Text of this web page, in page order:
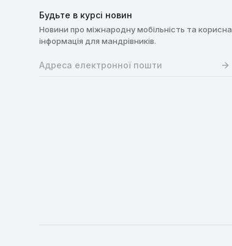
Будьте в курсі новин
Новини про міжнародну мобільність та корисна
інформація для мандрівників.